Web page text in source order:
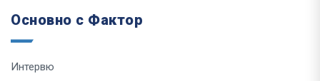
Основно с Фактор
Интервю